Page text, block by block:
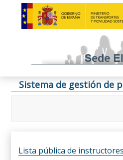
Sistema de gestión de
Lista pública de instructores